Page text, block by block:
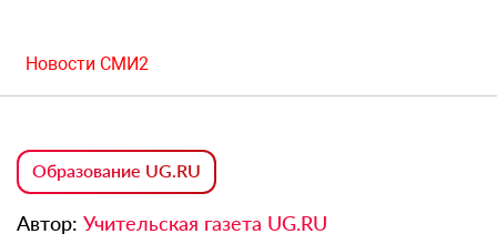
Новости СМИ2
Образование UG.RU
Автор: Учительская газета UG.RU